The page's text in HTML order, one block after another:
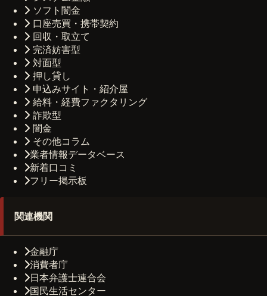
ソフト闇金
口座売買・携帯契約
回収・取立て
完済妨害型
対面型
押し貸し
申込みサイト・紹介屋
給料・経費ファクタリング
詐欺型
闇金
その他コラム
業者情報データベース
新着口コミ
フリー掲示板
関連機関
金融庁
消費者庁
日本弁護士連合会
国民生活センター